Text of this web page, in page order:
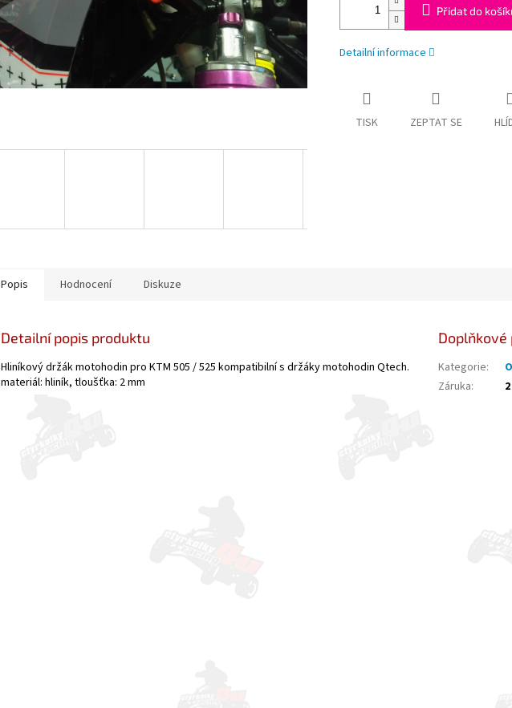
Přidat do
Detailní informace
TISK ZEPTAT SE
Popis Hodnocení Diskuze
Detailní popis produktu
Hliníkový držák motohodin pro KTM 505 / 525 kompatibilní s držáky motohodin Qtech.
materiál: hliník, tloušťka: 2 mm
Kategorie:
Záruka: